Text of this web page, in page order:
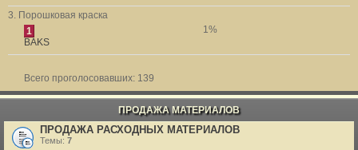
3. Порошковая краска
1
BAKS
1%
Всего проголосовавших: 139
ПРОДАЖА МАТЕРИАЛОВ
ПРОДАЖА РАСХОДНЫХ МАТЕРИАЛОВ
Темы: 7